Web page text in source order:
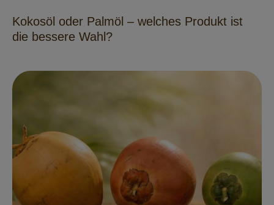
Kokosöl oder Palmöl – welches Produkt ist
die bessere Wahl?